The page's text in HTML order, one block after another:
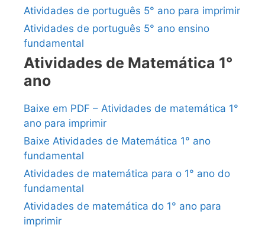
Atividades de português 5° ano para imprimir
Atividades de português 5° ano ensino
fundamental
Atividades de Matemática 1°
ano
Baixe em PDF – Atividades de matemática 1°
ano para imprimir
Baixe Atividades de Matemática 1° ano
fundamental
Atividades de matemática para o 1° ano do
fundamental
Atividades de matemática do 1° ano para
imprimir